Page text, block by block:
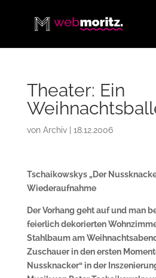
Theater: Ein
von Archiv| 18.12.2006
Tschaikowskys „Der
Wiederaufnahme
Der Vorhang geht auf und man
feierlich dekorierten
Stahlbaum am
Zuschauer in den ersten
Nussknacker“ in der